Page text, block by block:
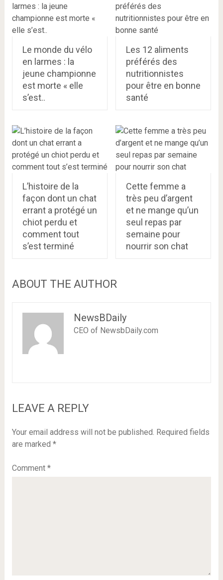
Le monde du vélo
en larmes : la
jeune championne
est morte « elle
s’est..
Les 12 aliments
préférés des
nutritionnistes
pour être en bonne
santé
L’histoire de la
façon dont un chat
errant a protégé un
chiot perdu et
comment tout
s’est terminé
Cette femme a
très peu d’argent
et ne mange qu’un
seul repas par
semaine pour
nourrir son chat
ABOUT THE AUTHOR
NewsBDaily
CEO of NewsbDaily.com
LEAVE A REPLY
Your email address will not be published. Required fields
are marked *
Comment *